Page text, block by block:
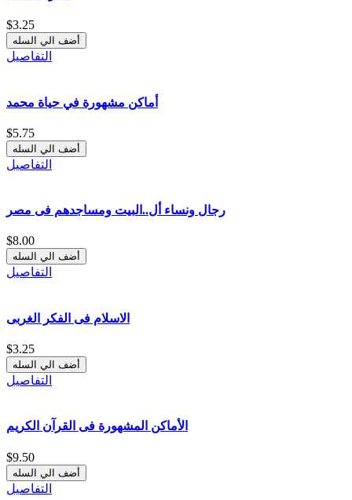
$3.25
التفاصيل
أماكن مشهورة في حياة محمد
$5.75
التفاصيل
رجال ونساء أل..البيت ومساجدهم فى مصر
$8.00
التفاصيل
الاسلام فى الفكر الغربى
$3.25
التفاصيل
الأماكن المشهورة فى القرآن الكريم
$9.50
التفاصيل